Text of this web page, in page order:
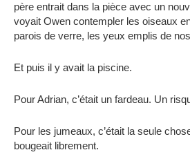
père entrait dans la pièce avec un
voyait Owen contempler les oiseaux
parois de verre, les yeux emplis de
Et puis il y avait la piscine.
Pour Adrian, c’était un fardeau. Un
Pour les jumeaux, c’était la seule
bougeait librement.